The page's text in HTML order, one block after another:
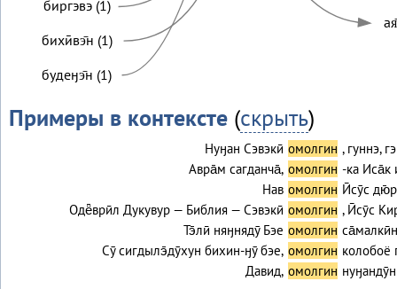
биргэвэ (1)
бихӣвэ̄н (1)
будеӈэ̄н (1)
Примеры в контексте(скрыть)
Нуӈан Сэвэкӣ омолгин , гуннэ,
Авра̄м сагданча̄, омолгин -ка Иса̄к
Нав омолгин Ӣсӯс
Одё̄врӣл Дукувур — Библия — Сэвэкӣ омолгин , Ӣсӯс
Тэ̄лӣ няӈнядӯ Бэе омолгин
Сӯ сигдылэ̄дӯхун бихин-ӈӯ бэе, омолгин колобоё
Давид, омолгин